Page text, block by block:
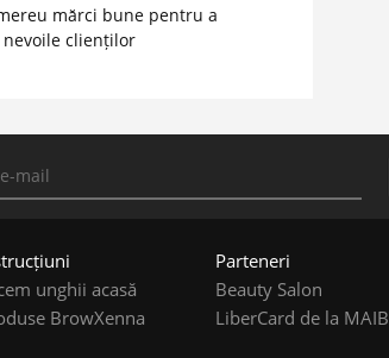
mărci bune pentru a
nevoile clienților
unghii acasă
BrowXenna
Parteneri
Beauty Salon
LiberCard de la MAIB